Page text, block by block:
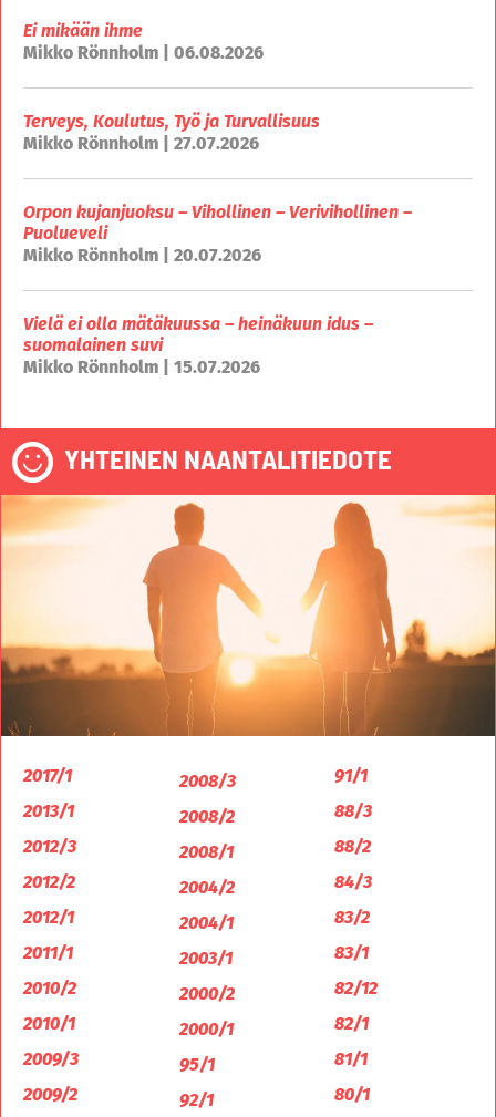
Ei mikään ihme
Mikko Rönnholm | 06.08.2026
Terveys, Koulutus, Työ ja Turvallisuus
Mikko Rönnholm | 27.07.2026
Orpon kujanjuoksu – Vihollinen – Verivihollinen –
Puolueveli
Mikko Rönnholm | 20.07.2026
Vielä ei olla mätäkuussa – heinäkuun idus –
suomalainen suvi
Mikko Rönnholm | 15.07.2026
YHTEINEN NAANTALITIEDOTE
2017/1
2013/1
2012/3
2012/2
2012/1
2011/1
2010/2
2010/1
2009/3
2009/2
2008/3
2008/2
2008/1
2004/2
2004/1
2003/1
2000/2
2000/1
95/1
92/1
91/1
88/3
88/2
84/3
83/2
83/1
82/12
82/1
81/1
80/1